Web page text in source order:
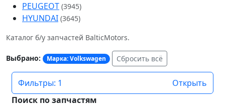
PEUGEOT (3945)
HYUNDAI (3645)
Каталог б/у запчастей BalticMotors.
Выбрано: Марка: Volkswagen Сбросить всё
Фильтры: 1
Открыть
Поиск по запчастям